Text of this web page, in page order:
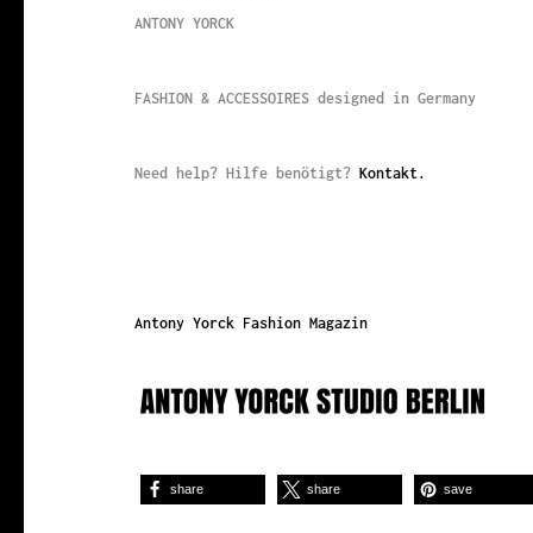
ANTONY YORCK
FASHION & ACCESSOIRES designed in Germany
Need help? Hilfe benötigt?Kontakt.
Antony Yorck Fashion Magazin
share share save